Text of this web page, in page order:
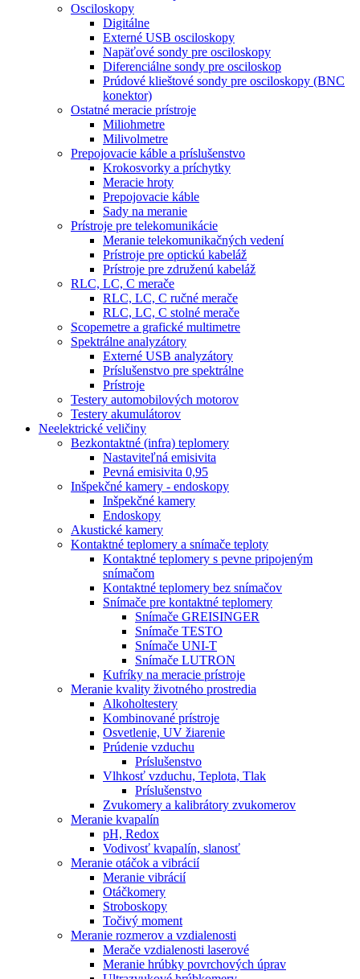
Osciloskopy
Digitálne
Externé USB osciloskopy
Napäťové sondy pre osciloskopy
Diferenciálne sondy pre osciloskop
Prúdové klieštové sondy pre osciloskopy (BNC
konektor)
Ostatné meracie prístroje
Miliohmetre
Milivolmetre
Prepojovacie káble a príslušenstvo
Krokosvorky a príchytky
Meracie hroty
Prepojovacie káble
Sady na meranie
Prístroje pre telekomunikácie
Meranie telekomunikačných vedení
Prístroje pre optickú kabeláž
Prístroje pre združenú kabeláž
RLC, LC, C merače
RLC, LC, C ručné merače
RLC, LC, C stolné merače
Scopemetre a grafické multimetre
Spektrálne analyzátory
Externé USB analyzátory
Príslušenstvo pre spektrálne
Prístroje
Testery automobilových motorov
Testery akumulátorov
Neelektrické veličiny
Bezkontaktné (infra) teplomery
Nastaviteľná emisivita
Pevná emisivita 0,95
Inšpekčné kamery - endoskopy
Inšpekčné kamery
Endoskopy
Akustické kamery
Kontaktné teplomery a snímače teploty
Kontaktné teplomery s pevne pripojeným
snímačom
Kontaktné teplomery bez snímačov
Snímače pre kontaktné teplomery
Snímače GREISINGER
Snímače TESTO
Snímače UNI-T
Snímače LUTRON
Kufríky na meracie prístroje
Meranie kvality životného prostredia
Alkoholtestery
Kombinované prístroje
Osvetlenie, UV žiarenie
Prúdenie vzduchu
Príslušenstvo
Vlhkosť vzduchu, Teplota, Tlak
Príslušenstvo
Zvukomery a kalibrátory zvukomerov
Meranie kvapalín
pH, Redox
Vodivosť kvapalín, slanosť
Meranie otáčok a vibrácií
Meranie vibrácií
Otáčkomery
Stroboskopy
Točivý moment
Meranie rozmerov a vzdialenosti
Merače vzdialenosti laserové
Meranie hrúbky povrchových úprav